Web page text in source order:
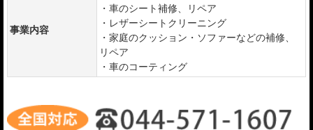
事業内容
・車のシート補修、リペア
・レザーシートクリーニング
・家庭のクッション・ソファーなどの補修、
リペア
・車のコーティング